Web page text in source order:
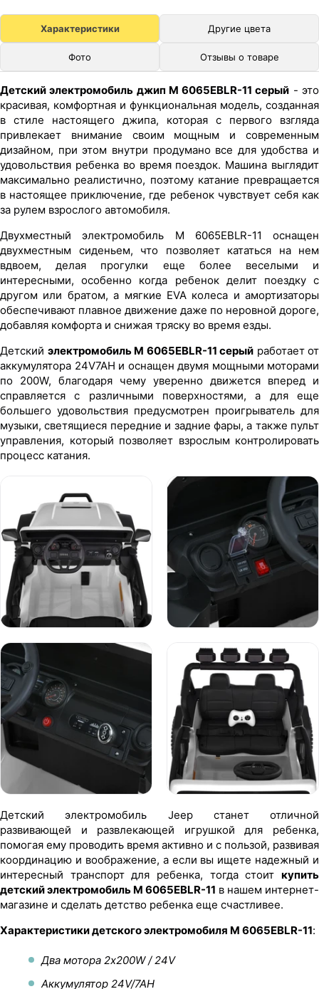
Характеристики Другие цвета
Фото Отзывы о товаре
Детский электромобиль джип M 6065EBLR-11 серый - это
красивая, комфортная и функциональная модель, созданная
в стиле настоящего джипа, которая с первого взгляда
привлекает внимание своим мощным и современным
дизайном, при этом внутри продумано все для удобства и
удовольствия ребенка во время поездок. Машина выглядит
максимально реалистично, поэтому катание превращается
в настоящее приключение, где ребенок чувствует себя как
за рулем взрослого автомобиля.
Двухместный электромобиль M 6065EBLR-11 оснащен
двухместным сиденьем, что позволяет кататься на нем
вдвоем, делая прогулки еще более веселыми и
интересными, особенно когда ребенок делит поездку с
другом или братом, а мягкие EVA колеса и амортизаторы
обеспечивают плавное движение даже по неровной дороге,
добавляя комфорта и снижая тряску во время езды.
Детский электромобиль M 6065EBLR-11 серый работает от
аккумулятора 24V7AH и оснащен двумя мощными моторами
по 200W, благодаря чему уверенно движется вперед и
справляется с различными поверхностями, а для еще
большего удовольствия предусмотрен проигрыватель для
музыки, светящиеся передние и задние фары, а также пульт
управления, который позволяет взрослым контролировать
процесс катания.
Детский электромобиль Jeep станет отличной
развивающей и развлекающей игрушкой для ребенка,
помогая ему проводить время активно и с пользой, развивая
координацию и воображение, а если вы ищете надежный и
интересный транспорт для ребенка, тогда стоит купить
детский электромобиль M 6065EBLR-11 в нашем интернет-
магазине и сделать детство ребенка еще счастливее.
Характеристики детского электромобиля M 6065EBLR-11:
Два мотора 2х200W / 24V
Аккумулятор 24V/7AH